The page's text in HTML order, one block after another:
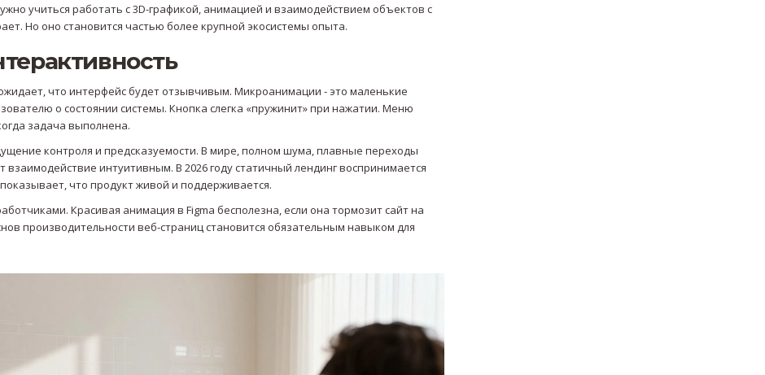
учиться работать с 3D-графикой, анимацией и взаимодействием объектов с
Но оно становится частью более крупной экосистемы опыта.
что интерфейс будет отзывчивым. Микроанимации - это маленькие
о состоянии системы. Кнопка слегка «пружинит» при нажатии. Меню
задача выполнена.
контроля и предсказуемости. В мире, полном шума, плавные переходы
интуитивным. В 2026 году статичный лендинг воспринимается
что продукт живой и поддерживается.
Красивая анимация в Figma бесполезна, если она тормозит сайт на
производительности веб-страниц становится обязательным навыком для